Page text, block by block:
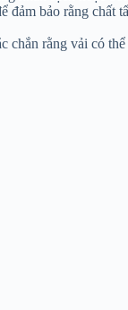
bảo rằng chất
chắn rằng vải có